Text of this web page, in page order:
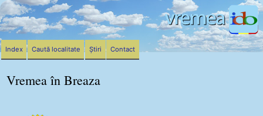
Vremea în Breaza
Index Caută localitate Știri Contact